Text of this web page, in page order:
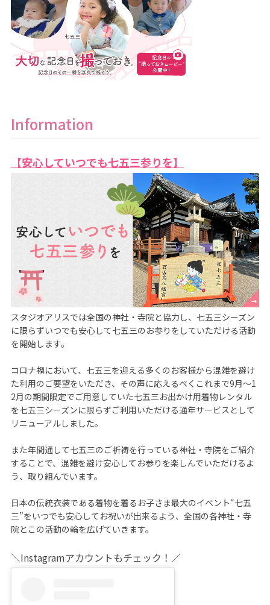
Information
【安心していつでも七五三参りを】
スタジオアリスでは全国の神社・寺院と協力し、七五三シーズン
に限らずいつでも安心して七五三のお参りをしていただける活動
を開始します。
コロナ禍において、七五三を迎える多くのお客様から混雑を避け
た利用のご要望をいただき、その声に応えるべくこれまで9月～1
2月の期間限定でご用意していた七五三お出かけ用着物レンタル
を七五三シーズンに限らずご利用いただける通年サービスとして
リニューアルしました。
また年間通して七五三のご祈祷を行っている神社・寺院をご紹介
することで、混雑を避け安心してお参りを楽しんでいただけるよ
う、取り組んでいます。
日本の伝統衣装である着物を着るお子さま最大のイベント“七五
三”をいつでも安心してお祝いが出来るよう、全国の各神社・寺
院とこの活動の輪を広げていきます。
＼Instagramアカウントもチェック！／